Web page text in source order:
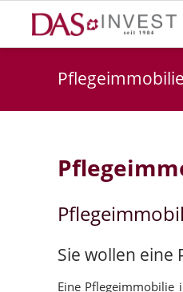
Sie wollen eine
Eine Pflegeimmobilie